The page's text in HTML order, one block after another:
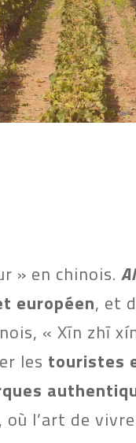
» en chinois.
européen, et
« Xīn zhī
les touristes
, où l’art de